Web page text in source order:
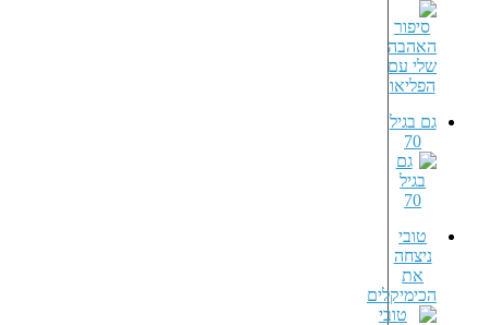
גם בגיל
70
טובי
ניצחה
את
הכימיקלים